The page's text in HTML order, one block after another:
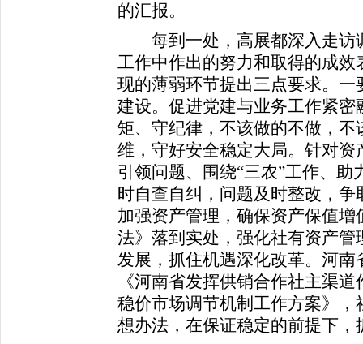
的汇报。
每到一处，高展都深入走访
工作中作出的努力和取得的成
现的薄弱环节提出三点要求。
建设。促进党建与业务工作紧
矩、守纪律，不该做的不做，
维，守好安全稳定大局。针对
引领问题、围绕“三农”工作、
时自查自纠，问题及时整改，
加强资产管理，确保资产保值
法》落到实处，强化社有资产
发展，抓住机遇深化改革。河
《河南省发挥供销合作社主渠
稳价市场调节机制工作方案》
想办法，在保证稳定的前提下，